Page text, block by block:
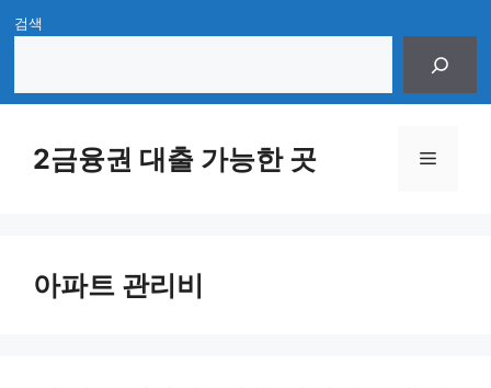
Skip
content
검색
2금융권 대출 가능한 곳 Menu
아파트 관리비